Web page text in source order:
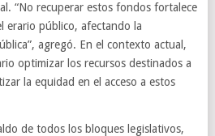
“No recuperar estos fondos fortalece
erario público, afectando la
agregó. En el contexto actual,
optimizar los recursos destinados a
la equidad en el acceso a estos
de todos los bloques legislativos,